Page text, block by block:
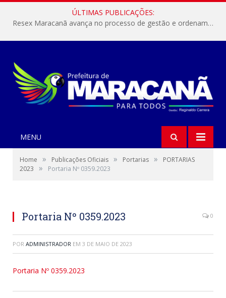
ÚLTIMAS PUBLICAÇÕES:
Resex Maracanã avança no processo de gestão e ordenamento do turismo em nossas áreas protegidas.
MENU
Home » Publicações Oficiais » Portarias »
PORTARIAS
2023
» Portaria Nº 0359.2023
Portaria Nº 0359.2023 0
POR ADMINISTRADOR EM 3 DE MAIO DE 2023
Portaria Nº 0359.2023